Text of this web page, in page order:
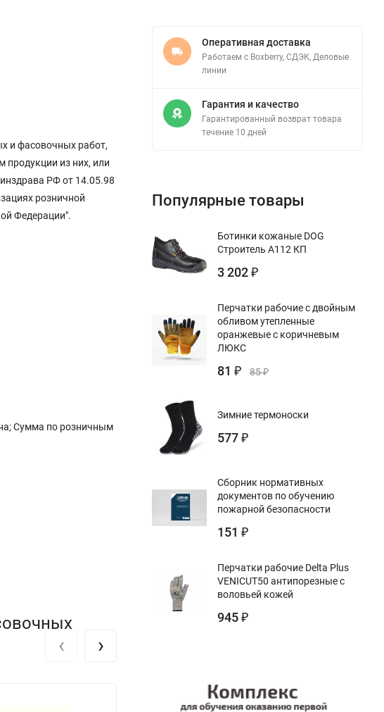
и фасовочных работ,
продукции из них, или
РФ от 14.05.98
розничной
Федерации".
Сумма по розничным
‹ ›
Оперативная доставка
Работаем с Boxberry, СДЭК, Деловые
линии
Гарантия и качество
Гарантированный возврат товара
течение 10 дней
Популярные товары
Ботинки кожаные DOG
Строитель А112 КП
3 202 ₽
Перчатки рабочие с двойным
обливом утепленные
оранжевые с коричневым
ЛЮКС
81 ₽ 85₽
Зимние термоноски
577 ₽
Сборник нормативных
документов по обучению
пожарной безопасности
151 ₽
Перчатки рабочие Delta Plus
VENICUT50 антипорезные с
воловьей кожей
945 ₽